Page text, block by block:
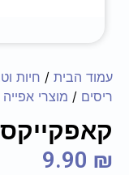
עמוד הבית / חיות
ריסים / מוצרי אפייה
9.90 ₪